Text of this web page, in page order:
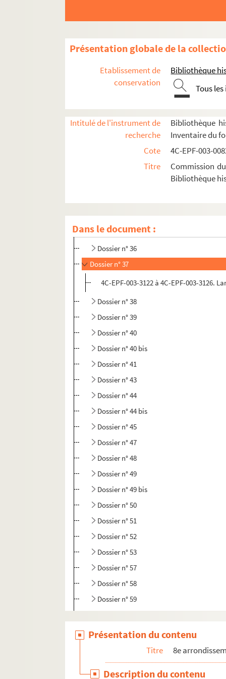
Présentation globale de la
Etablissement de
conservation
Bibliothèque
Tous
Intitulé de l'instrument de
recherche
Bibliothèque
Inventaire du
Cote
4C-EPF-003-
Titre
Commission
Bibliothèque
Dans le document :
Dossier n° 23
Dossier n° 25
Dossier n° 27
Dossier n° 28
Dossier n° 29
Dossier n° 33
Dossier n° 34
Dossier n° 35
Dossier n° 36
Dossier n° 37
4C-EPF-003-3122 à 4C-EPF-003-3126.
Dossier n° 38
Dossier n° 39
Dossier n° 40
Dossier n° 40 bis
Dossier n° 41
Dossier n° 43
Dossier n° 44
Dossier n° 44 bis
Dossier n° 45
Dossier n° 47
Dossier n° 48
Dossier n° 49
Dossier n° 49 bis
Dossier n° 50
Dossier n° 51
Dossier n° 52
Dossier n° 53
Dossier n° 57
Dossier n° 58
Dossier n° 59
Dossier n° 61
Dossier n° 62 bis
Présentation du contenu
Titre 8e
Description du contenu